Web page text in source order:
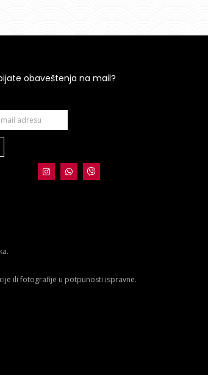
obaveštenja na mail?
ili fotografije u potpunosti ispravne.